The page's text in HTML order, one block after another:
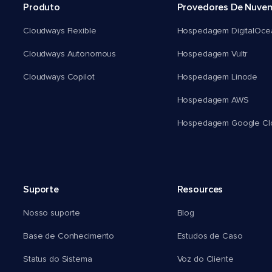
Produto
Cloudways Flexible
Cloudways Autonomous
Cloudways Copilot
Provedores De
Hospedagem
Hospedagem Vultr
Hospedagem Linode
Hospedagem AWS
Hospedagem Google
Suporte
Nosso suporte
Base de Conhecimento
Status do Sistema
Resources
Blog
Estudos de Caso
Voz do Cliente